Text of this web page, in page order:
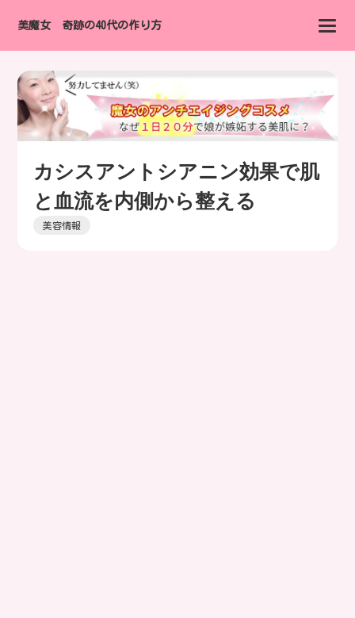
美魔女 奇跡の40代の作り方
カシスアントシアニン効果で肌
と血流を内側から整える
美容情報